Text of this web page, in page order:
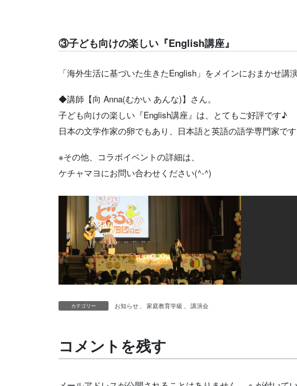
③子ども向けの楽しい『English講座』
「海外生活に基づいた生きたEnglish」 をメインにおまかせ講演
◆講師 【向 Anna(むかい あんな)】さん。
子ども向けの楽しい『English講座』は、
とてもご好評です♪
日本の文学作家の卵でもあり、日本語と英語の語学専門家です
※その他、コラボイベントの詳細は、
ケチャマヨにお問い合わせください(^-^)
カテゴリー お知らせ 家庭教育学級 講演会
コメントを残す